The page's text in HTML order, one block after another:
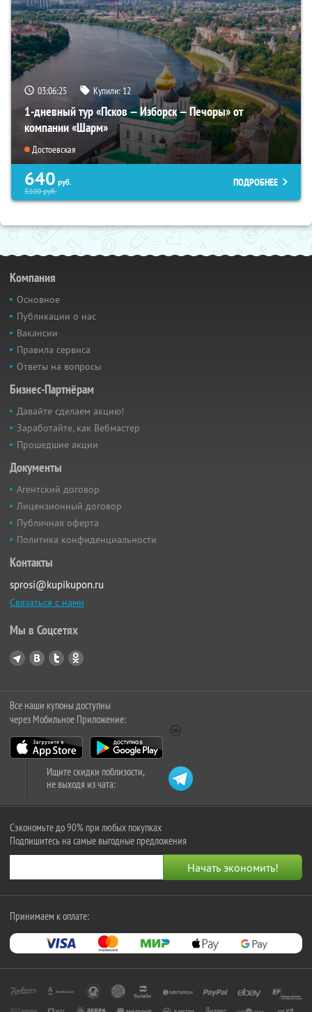
03:06:23 Купили:12
1-дневный тур «Псков — Изборск — Печоры» от
компании «Шарм»
Достоевская
640 руб.
5100руб.
ПОДРОБНЕЕ
Компания
Основное
Публикации о нас
Вакансии
Правила сервиса
Ответы на вопросы
Бизнес-Партнёрам
Давайте сделаем акцию!
Заработайте, как Вебмастер
Прошедшие акции
Документы
Агентский договор
Лицензионный договор
Публичная оферта
Политика конфиденциальности
Контакты
sprosi@kupikupon.ru
Связаться с нами
Мы в Соцсетях
Все наши купоны доступны
через Мобильное Приложение:
Ищите скидки поблизости,
не выходя из чата:
Сэкономьте до 90% при любых покупках
Подпишитесь на самые выгодные предложения
Принимаем к оплате: